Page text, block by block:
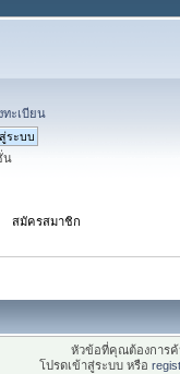
ทะเบียน
น
สมัครสมาชิก
หัวข้อที่คุณต้องการ
โปรดเข้าสู่ระบบ หรือ